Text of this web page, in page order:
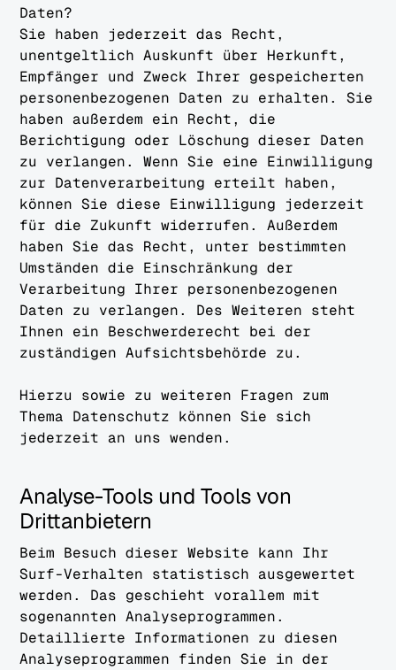
Daten?
Sie haben jederzeit das Recht,
unentgeltlich Auskunft über Herkunft,
Empfänger und Zweck Ihrer gespeicherten
personenbezogenen Daten zu erhalten. Sie
haben außerdem ein Recht, die
Berichtigung oder Löschung dieser Daten
zu verlangen. Wenn Sie eine Einwilligung
zur Datenverarbeitung erteilt haben,
können Sie diese Einwilligung jederzeit
für die Zukunft widerrufen. Außerdem
haben Sie das Recht, unter bestimmten
Umständen die Einschränkung der
Verarbeitung Ihrer personenbezogenen
Daten zu verlangen. Des Weiteren steht
Ihnen ein Beschwerderecht bei der
zuständigen Aufsichtsbehörde zu.
Hierzu sowie zu weiteren Fragen zum
Thema Datenschutz können Sie sich
jederzeit an uns wenden.
Analyse-Tools und Tools von
Drittanbietern
Beim Besuch dieser Website kann Ihr
Surf-Verhalten statistisch ausgewertet
werden. Das geschieht vorallem mit
sogenannten Analyseprogrammen.
Detaillierte Informationen zu diesen
Analyseprogrammen finden Sie in der